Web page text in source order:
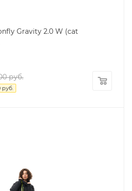
Gravity 2.0 W (cat
руб.
руб.